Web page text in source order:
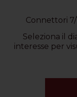
Connettori 7/
Seleziona il
interesse per